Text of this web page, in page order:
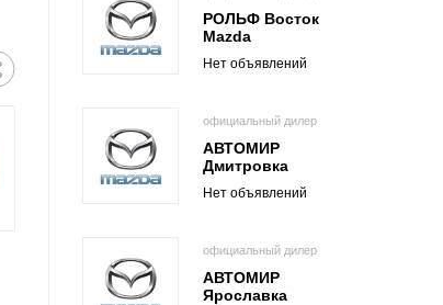
РОЛЬФ Восток
Mazda
Нет объявлений
официальный дилер
АВТОМИР
Дмитровка
Нет объявлений
официальный дилер
АВТОМИР
Ярославка